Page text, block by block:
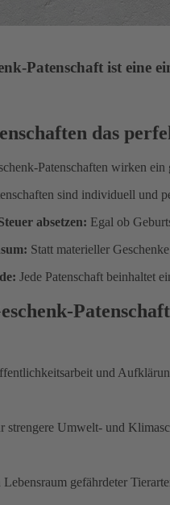
Patenschaft ist
das
Patenschaften wirken
sind individuell und
absetzen: Egal ob
Statt materieller
Jede Patenschaft beinhaltet
und
strengere Umwelt- und
gefährdeter